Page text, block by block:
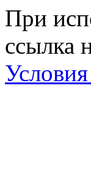
При
ссылка